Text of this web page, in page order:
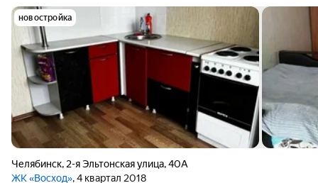
новостройка
Челябинск, 2-я Эльтонская улица,40А
ЖК «Восход», 4 квартал 2018